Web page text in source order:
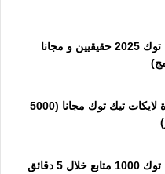
زيادة متابعين تيك توك 2025 حقيقيين و مجانا
افضل مواقع زيادة لايكات تيك توك مجانا (5000
زيادة متابعين تيك توك 1000 متابع خلال 5 دقائق